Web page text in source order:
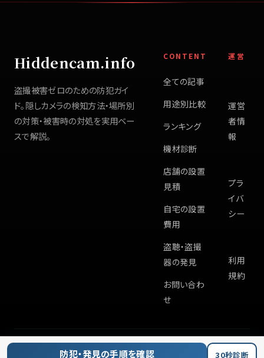
Hiddencam.info
盗撮被害ゼロのための防犯ガイ
ド。隠しカメラの検知方法・場所別
の対策・被害時の対処を実用ベー
スで解説。
CONTENT
全ての記事
用途別比較
ランキング
機材診断
店舗の設置
見積
自宅の設置
費用
盗聴・盗撮
器の発見
お問い合わ
せ
運営
運営
者情
報
プラ
イバ
シー
利用
規約
©2026Hiddencam.info
防犯・発見の手順を確認 30秒診断